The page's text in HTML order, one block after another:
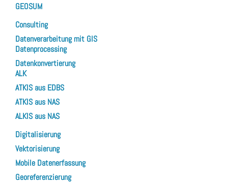
GEOSUM
Consulting
Datenverarbeitung mit GIS
Datenprocessing
Datenkonvertierung
ALK
ATKIS aus EDBS
ATKIS aus NAS
ALKIS aus NAS
Digitalisierung
Vektorisierung
Mobile Datenerfassung
Georeferenzierung